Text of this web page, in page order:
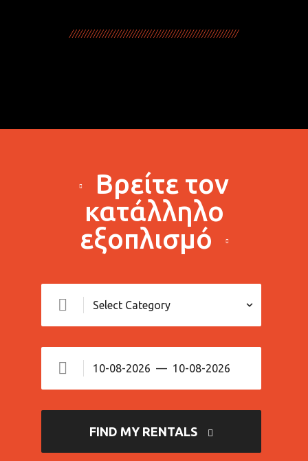
Βρείτε τον
κατάλληλο
εξοπλισμό
FIND MY RENTALS